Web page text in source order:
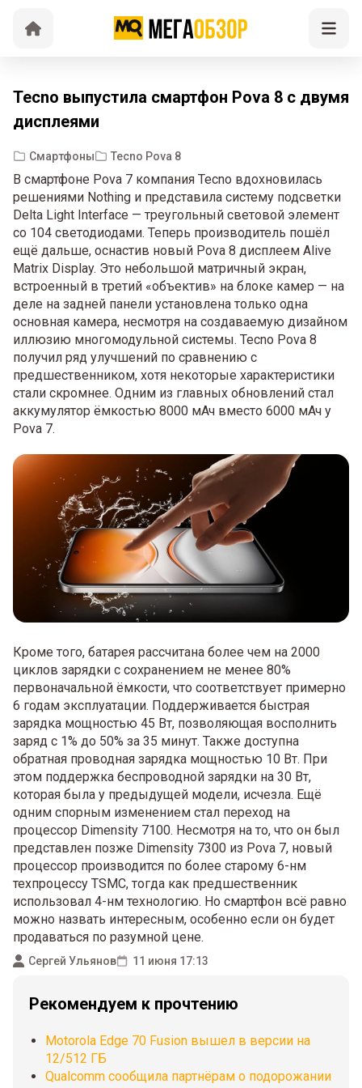
Tecno выпустила смартфон Pova 8 с двумя
дисплеями
Смартфоны Tecno Pova 8
В смартфоне Pova 7 компания Tecno вдохновилась
решениями Nothing и представила систему подсветки
Delta Light Interface — треугольный световой элемент
со 104 светодиодами. Теперь производитель пошёл
ещё дальше, оснастив новый Pova 8 дисплеем Alive
Matrix Display. Это небольшой матричный экран,
встроенный в третий «объектив» на блоке камер — на
деле на задней панели установлена только одна
основная камера, несмотря на создаваемую дизайном
иллюзию многомодульной системы. Tecno Pova 8
получил ряд улучшений по сравнению с
предшественником, хотя некоторые характеристики
стали скромнее. Одним из главных обновлений стал
аккумулятор ёмкостью 8000 мАч вместо 6000 мАч у
Pova 7.
Кроме того, батарея рассчитана более чем на 2000
циклов зарядки с сохранением не менее 80%
первоначальной ёмкости, что соответствует примерно
6 годам эксплуатации. Поддерживается быстрая
зарядка мощностью 45 Вт, позволяющая восполнить
заряд с 1% до 50% за 35 минут. Также доступна
обратная проводная зарядка мощностью 10 Вт. При
этом поддержка беспроводной зарядки на 30 Вт,
которая была у предыдущей модели, исчезла. Ещё
одним спорным изменением стал переход на
процессор Dimensity 7100. Несмотря на то, что он был
представлен позже Dimensity 7300 из Pova 7, новый
процессор производится по более старому 6-нм
техпроцессу TSMC, тогда как предшественник
использовал 4-нм технологию. Но смартфон всё равно
можно назвать интересным, особенно если он будет
продаваться по разумной цене.
Сергей Ульянов 11 июня 17:13
Рекомендуем к прочтению
Motorola Edge 70 Fusion вышел в версии на
12/512 ГБ
Qualcomm сообщила партнёрам о подорожании